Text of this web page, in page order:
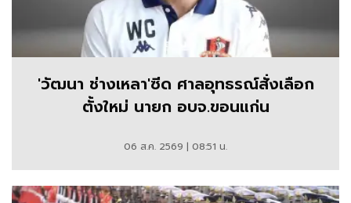
'วัฒนา ช่างเหลา'ซีด ศาลอุทธรณ์สั่งเลือก
ตั้งใหม่ นายก อบจ.ขอนแก่น
06 ส.ค. 2569 | 08:51 น.